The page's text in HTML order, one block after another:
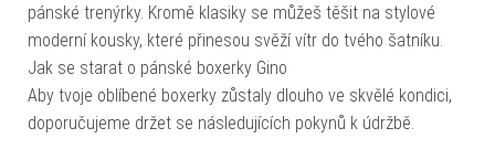
pánské trenýrky. Kromě klasiky se můžeš těšit na stylové
moderní kousky, které přinesou svěží vítr do tvého šatníku.
Jak se starat o pánské boxerky Gino
Aby tvoje oblíbené boxerky zůstaly dlouho ve skvělé kondici,
doporučujeme držet se následujících pokynů k údržbě.